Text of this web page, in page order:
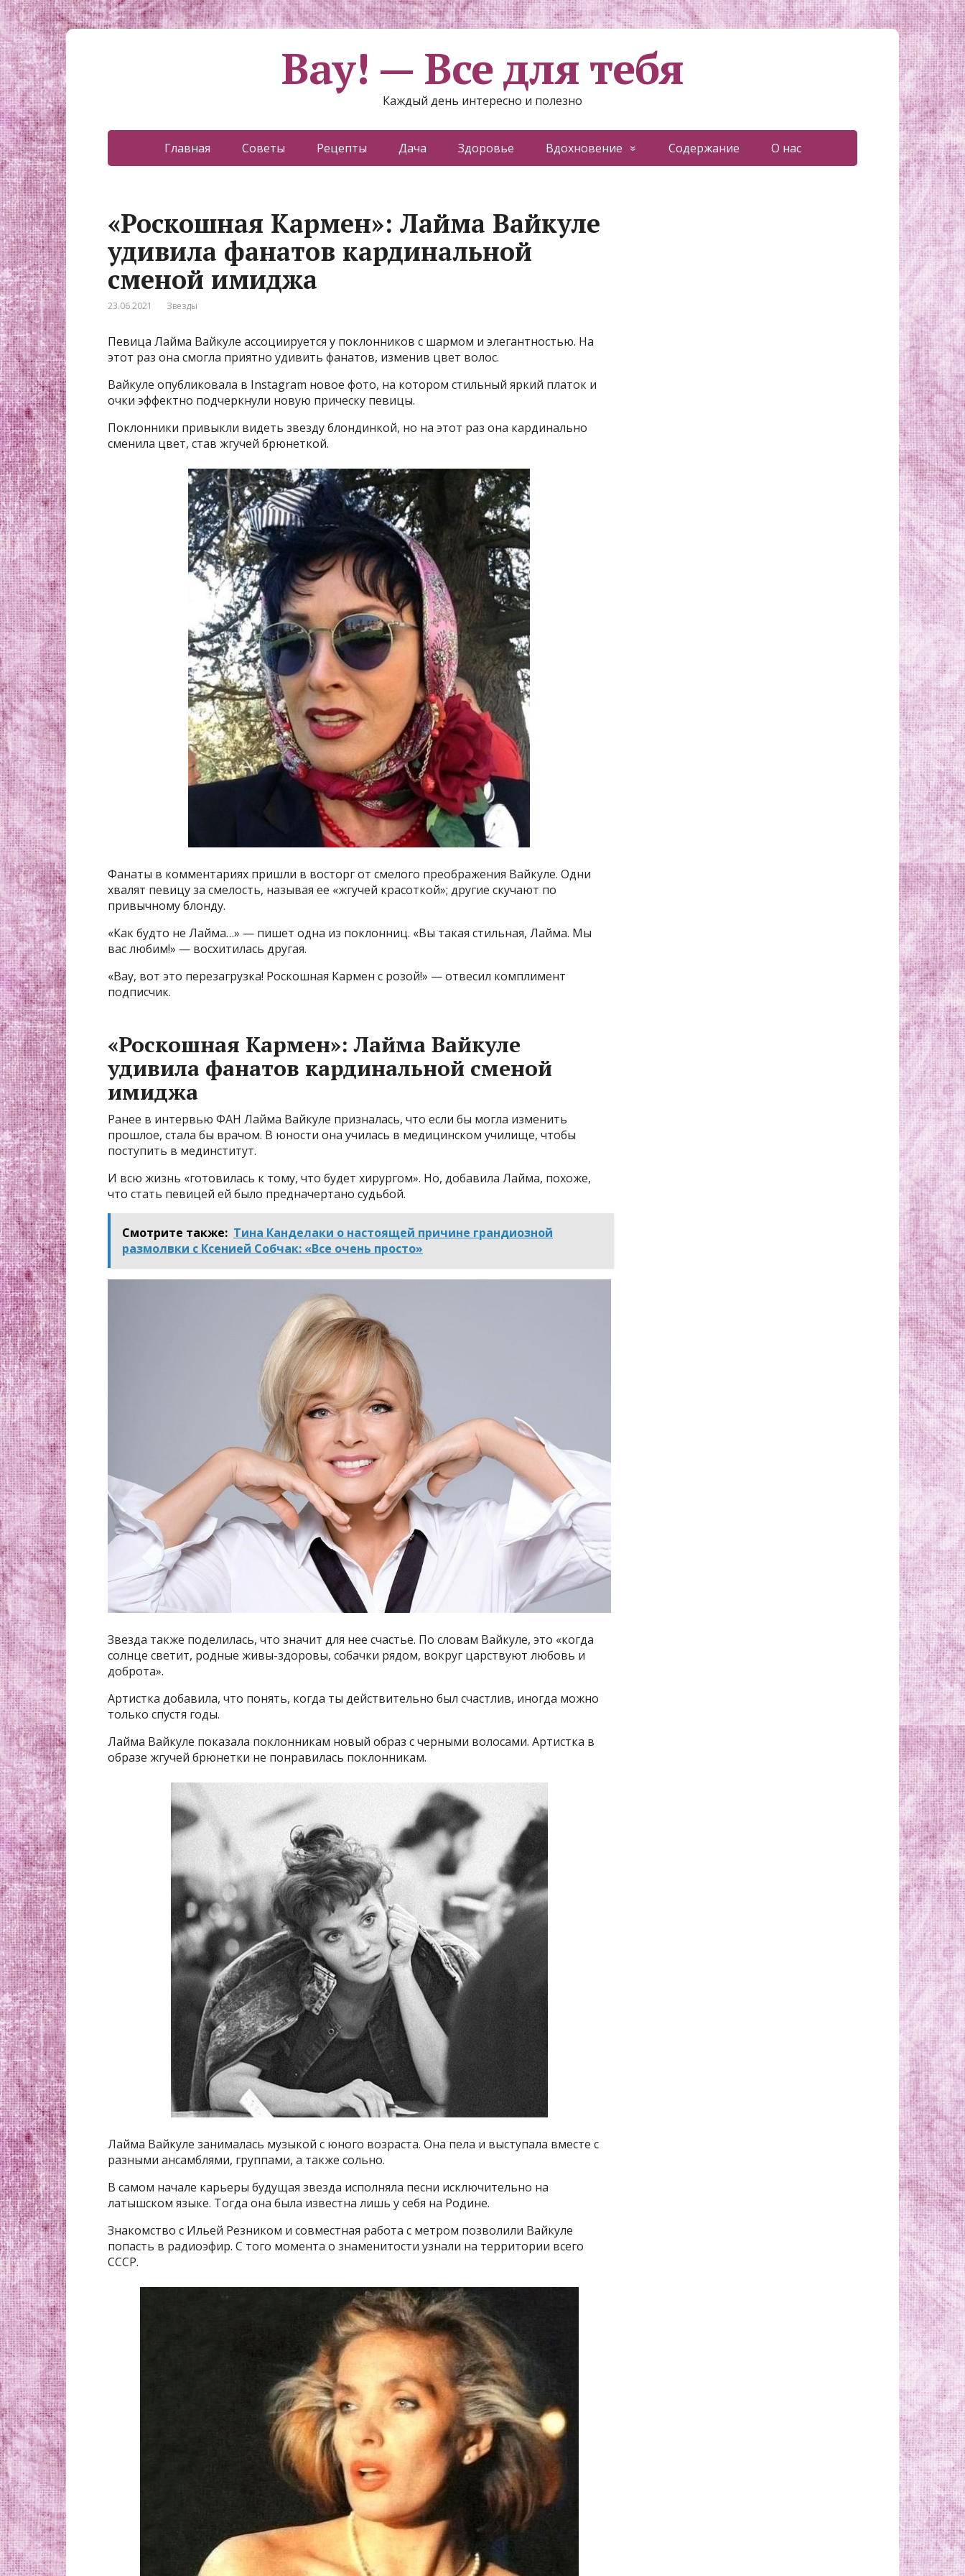
Вау! — Все для тебя
Каждый день интересно и полезно
Главная Советы Рецепты Дача Здоровье Вдохновение Содержание О нас
«Роскошная Кармен»: Лайма Вайкуле
удивила фанатов кардинальной
сменой имиджа
23.06.2021 Звезды
Певица Лайма Вайкуле ассоциируется у поклонников с шармом и элегантностью. На
этот раз она смогла приятно удивить фанатов, изменив цвет волос.
Вайкуле опубликовала в Instagram новое фото, на котором стильный яркий платок и
очки эффектно подчеркнули новую прическу певицы.
Поклонники привыкли видеть звезду блондинкой, но на этот раз она кардинально
сменила цвет, став жгучей брюнеткой.
Фанаты в комментариях пришли в восторг от смелого преображения Вайкуле. Одни
хвалят певицу за смелость, называя ее «жгучей красоткой»; другие скучают по
привычному блонду.
«Как будто не Лайма…» — пишет одна из поклонниц. «Вы такая стильная, Лайма. Мы
вас любим!» — восхитилась другая.
«Вау, вот это перезагрузка! Роскошная Кармен с розой!» — отвесил комплимент
подписчик.
«Роскошная Кармен»: Лайма Вайкуле
удивила фанатов кардинальной сменой
имиджа
Ранее в интервью ФАН Лайма Вайкуле призналась, что если бы могла изменить
прошлое, стала бы врачом. В юности она училась в медицинском училище, чтобы
поступить в мединститут.
И всю жизнь «готовилась к тому, что будет хирургом». Но, добавила Лайма, похоже,
что стать певицей ей было предначертано судьбой.
Смотрите также: Тина Канделаки о настоящей причине грандиозной
размолвки с Ксенией Собчак: «Все очень просто»
Звезда также поделилась, что значит для нее счастье. По словам Вайкуле, это «когда
солнце светит, родные живы-здоровы, собачки рядом, вокруг царствуют любовь и
доброта».
Артистка добавила, что понять, когда ты действительно был счастлив, иногда можно
только спустя годы.
Лайма Вайкуле показала поклонникам новый образ с черными волосами. Артистка в
образе жгучей брюнетки не понравилась поклонникам.
Лайма Вайкуле занималась музыкой с юного возраста. Она пела и выступала вместе с
разными ансамблями, группами, а также сольно.
В самом начале карьеры будущая звезда исполняла песни исключительно на
латышском языке. Тогда она была известна лишь у себя на Родине.
Знакомство с Ильей Резником и совместная работа с метром позволили Вайкуле
попасть в радиоэфир. С того момента о знаменитости узнали на территории всего
СССР.